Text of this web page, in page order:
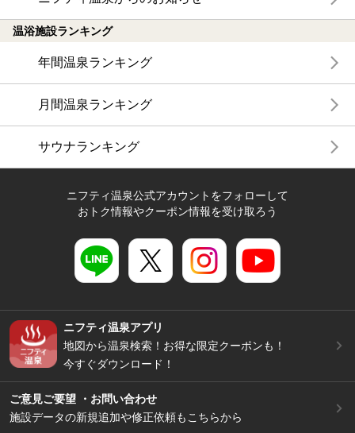
温浴施設ランキング
年間温泉ランキング
月間温泉ランキング
サウナランキング
ニフティ温泉公式アカウントをフォローして
おトク情報やクーポン情報を受け取ろう
ニフティ温泉アプリ
地図から温泉検索！お得な限定クーポンも！
今すぐダウンロード！
ご意見ご要望 ・お問い合わせ
施設データの新規追加や修正依頼もこちらから